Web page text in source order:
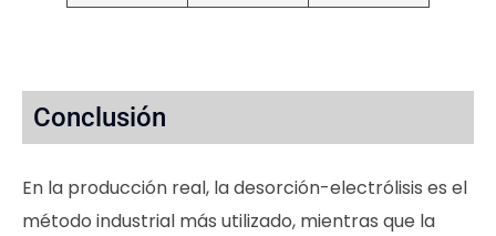
Conclusión
En la producción real, la desorción-electrólisis es el
método industrial más utilizado, mientras que la